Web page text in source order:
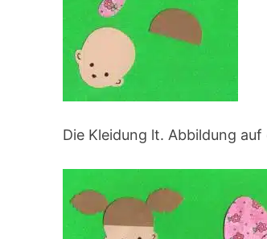
Die Kleidung lt. Abbildung